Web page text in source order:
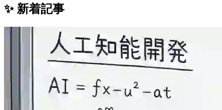
✨ 新着記事